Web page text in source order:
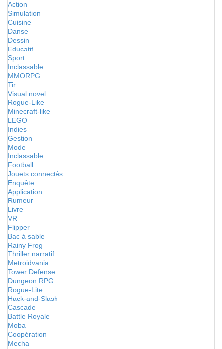
Action
Simulation
Cuisine
Danse
Dessin
Educatif
Sport
Inclassable
MMORPG
Tir
Visual novel
Rogue-Like
Minecraft-like
LEGO
Indies
Gestion
Mode
Inclassable
Football
Jouets connectés
Enquête
Application
Rumeur
Livre
VR
Flipper
Bac à sable
Rainy Frog
Thriller narratif
Metroidvania
Tower Defense
Dungeon RPG
Rogue-Lite
Hack-and-Slash
Cascade
Battle Royale
Moba
Coopération
Mecha